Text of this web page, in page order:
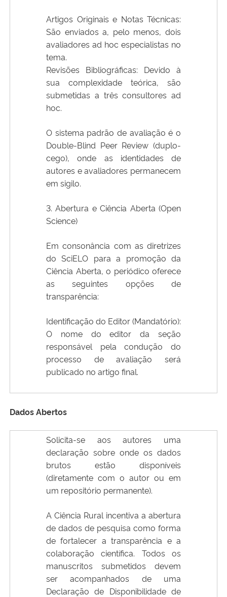
Artigos Originais e Notas Técnicas:
São enviados a, pelo menos, dois
avaliadores ad hoc especialistas no
tema.
Revisões Bibliográficas: Devido à
sua complexidade teórica, são
submetidas a três consultores ad
hoc.
O sistema padrão de avaliação é o
Double-Blind Peer Review (duplo-
cego), onde as identidades de
autores e avaliadores permanecem
em sigilo.
3. Abertura e Ciência Aberta (Open
Science)
Em consonância com as diretrizes
do SciELO para a promoção da
Ciência Aberta, o periódico oferece
as seguintes opções de
transparência:
Identificação do Editor (Mandatório):
O nome do editor da seção
responsável pela condução do
processo de avaliação será
publicado no artigo final.
Dados Abertos
Solicita-se aos autores uma
declaração sobre onde os dados
brutos estão disponíveis
(diretamente com o autor ou em
um repositório permanente).
A Ciência Rural incentiva a abertura
de dados de pesquisa como forma
de fortalecer a transparência e a
colaboração científica. Todos os
manuscritos submetidos devem
ser acompanhados de uma
Declaração de Disponibilidade de